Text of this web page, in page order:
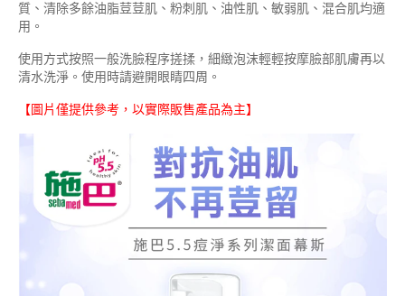
質、清除多餘油脂荳荳肌、粉刺肌、油性肌、敏弱肌、混合肌均適
用。
使用方式按照一般洗臉程序搓揉，細緻泡沫輕輕按摩臉部肌膚再以
清水洗淨。使用時請避開眼睛四周。
【圖片僅提供參考，以實際販售產品為主】